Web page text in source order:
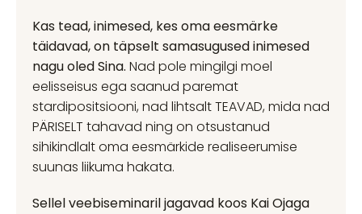
Kas tead, inimesed, kes oma eesmärke
täidavad, on täpselt samasugused inimesed
nagu oled Sina. Nad pole mingilgi moel
eelisseisus ega saanud paremat
stardipositsiooni, nad lihtsalt TEAVAD, mida nad
PÄRISELT tahavad ning on otsustanud
sihikindlalt oma eesmärkide realiseerumise
suunas liikuma hakata.
Sellel veebiseminaril jagavad koos Kai Ojaga